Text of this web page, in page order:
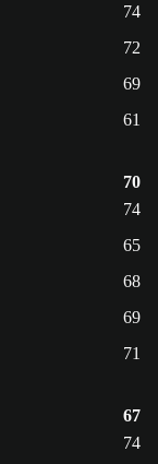
74
72
69
61
70
74
65
68
69
71
67
74